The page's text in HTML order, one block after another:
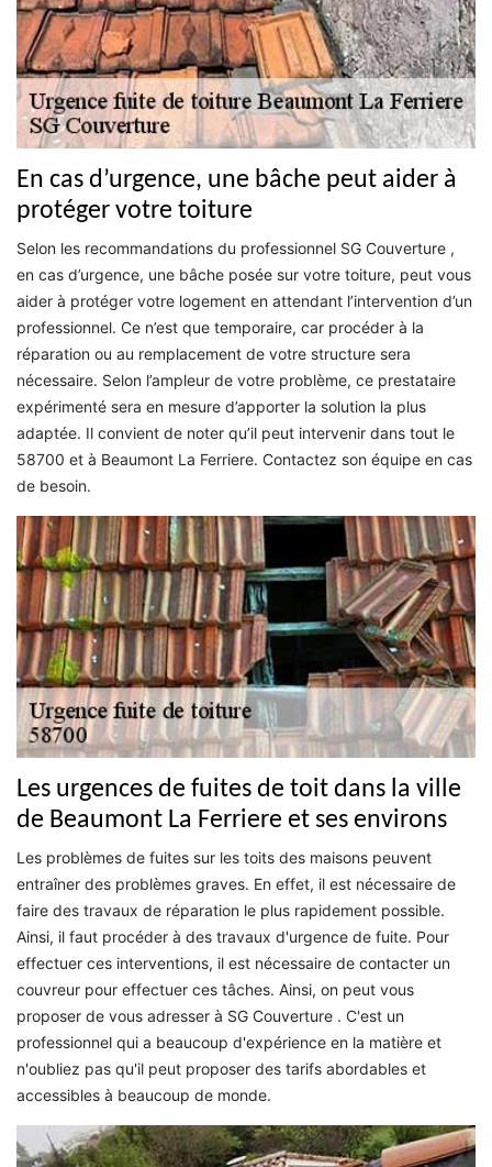
En cas d’urgence, une bâche peut aider à
protéger votre toiture
Selon les recommandations du professionnel SG Couverture ,
en cas d’urgence, une bâche posée sur votre toiture, peut vous
aider à protéger votre logement en attendant l’intervention d’un
professionnel. Ce n’est que temporaire, car procéder à la
réparation ou au remplacement de votre structure sera
nécessaire. Selon l’ampleur de votre problème, ce prestataire
expérimenté sera en mesure d’apporter la solution la plus
adaptée. Il convient de noter qu’il peut intervenir dans tout le
58700 et à Beaumont La Ferriere. Contactez son équipe en cas
de besoin.
Les urgences de fuites de toit dans la ville
de Beaumont La Ferriere et ses environs
Les problèmes de fuites sur les toits des maisons peuvent
entraîner des problèmes graves. En effet, il est nécessaire de
faire des travaux de réparation le plus rapidement possible.
Ainsi, il faut procéder à des travaux d'urgence de fuite. Pour
effectuer ces interventions, il est nécessaire de contacter un
couvreur pour effectuer ces tâches. Ainsi, on peut vous
proposer de vous adresser à SG Couverture . C'est un
professionnel qui a beaucoup d'expérience en la matière et
n'oubliez pas qu'il peut proposer des tarifs abordables et
accessibles à beaucoup de monde.